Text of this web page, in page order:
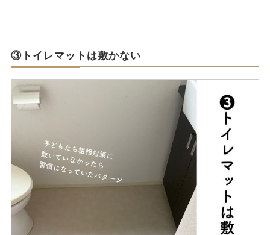
③トイレマットは敷かない